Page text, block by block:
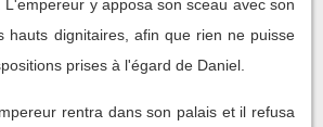
y apposa son sceau avec son
hauts dignitaires, afin que rien ne puisse
prises à l'égard de Daniel.
rentra dans son palais et il refusa